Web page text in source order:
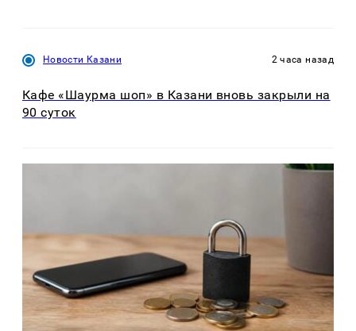
Новости Казани 2 часа назад
Кафе «Шаурма шоп» в Казани вновь закрыли на
90 суток